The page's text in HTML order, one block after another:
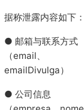
据称泄露内容如下
● 邮箱与联系方式
（email、
emailDivulga）
● 公司信息